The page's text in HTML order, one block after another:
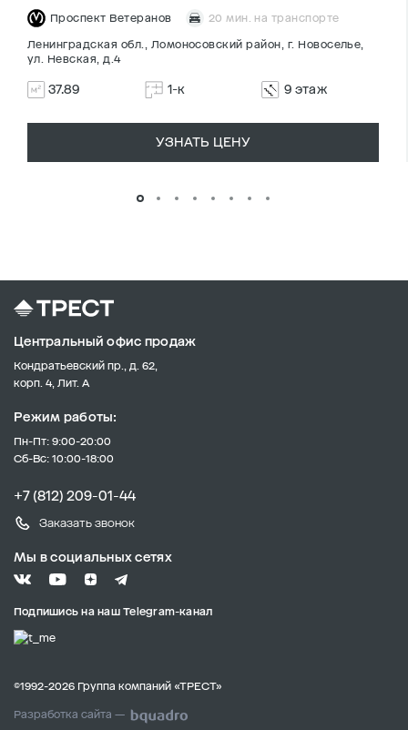
Проспект Ветеранов 20 мин. на транспорте
Ленинградская обл., Ломоносовский район, г. Новоселье,
ул. Невская, д.4
37.89 1-к 9 этаж
УЗНАТЬ ЦЕНУ
Центральный офис продаж
Кондратьевский пр., д. 62,
корп. 4, Лит. А
Режим работы:
Пн-Пт: 9:00-20:00
Сб-Вс: 10:00-18:00
+7 (812) 209-01-44
Заказать звонок
Мы в социальных сетях
Подпишись на наш Telegram-канал
©1992-2026 Группа компаний «ТРЕСТ»
Разработка сайта —